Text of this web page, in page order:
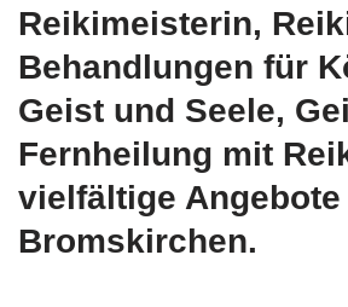
Reikimeisterin,
Behandlungen für
Geist und Seele,
Fernheilung mit
vielfältige
Bromskirchen.